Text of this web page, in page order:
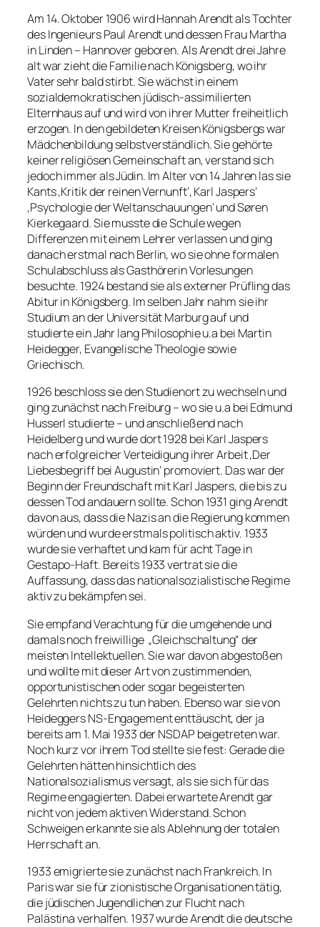
Am 14. Oktober 1906 wird Hannah Arendt als Tochter
des Ingenieurs Paul Arendt und dessen Frau Martha
in Linden – Hannover geboren. Als Arendt drei Jahre
alt war zieht die Familie nach Königsberg, wo ihr
Vater sehr bald stirbt. Sie wächst in einem
sozialdemokratischen jüdisch-assimilierten
Elternhaus auf und wird von ihrer Mutter freiheitlich
erzogen. In den gebildeten Kreisen Königsbergs war
Mädchenbildung selbstverständlich. Sie gehörte
keiner religiösen Gemeinschaft an, verstand sich
jedoch immer als Jüdin. Im Alter von 14 Jahren las sie
Kants ‚Kritik der reinen Vernunft‘, Karl Jaspers’
‚Psychologie der Weltanschauungen‘ und Søren
Kierkegaard. Sie musste die Schule wegen
Differenzen mit einem Lehrer verlassen und ging
danach erstmal nach Berlin, wo sie ohne formalen
Schulabschluss als Gasthörerin Vorlesungen
besuchte. 1924 bestand sie als externer Prüfling das
Abitur in Königsberg. Im selben Jahr nahm sie ihr
Studium an der Universität Marburg auf und
studierte ein Jahr lang Philosophie u.a bei Martin
Heidegger, Evangelische Theologie sowie
Griechisch.
1926 beschloss sie den Studienort zu wechseln und
ging zunächst nach Freiburg – wo sie u.a bei Edmund
Husserl studierte – und anschließend nach
Heidelberg und wurde dort 1928 bei Karl Jaspers
nach erfolgreicher Verteidigung ihrer Arbeit ‚Der
Liebesbegriff bei Augustin‘ promoviert. Das war der
Beginn der Freundschaft mit Karl Jaspers, die bis zu
dessen Tod andauern sollte. Schon 1931 ging Arendt
davon aus, dass die Nazis an die Regierung kommen
würden und wurde erstmals politisch aktiv. 1933
wurde sie verhaftet und kam für acht Tage in
Gestapo-Haft. Bereits 1933 vertrat sie die
Auffassung, dass das nationalsozialistische Regime
aktiv zu bekämpfen sei.
Sie empfand Verachtung für die umgehende und
damals noch freiwillige „Gleichschaltung“ der
meisten Intellektuellen. Sie war davon abgestoßen
und wollte mit dieser Art von zustimmenden,
opportunistischen oder sogar begeisterten
Gelehrten nichts zu tun haben. Ebenso war sie von
Heideggers NS-Engagement enttäuscht, der ja
bereits am 1. Mai 1933 der NSDAP beigetreten war.
Noch kurz vor ihrem Tod stellte sie fest: Gerade die
Gelehrten hätten hinsichtlich des
Nationalsozialismus versagt, als sie sich für das
Regime engagierten. Dabei erwartete Arendt gar
nicht von jedem aktiven Widerstand. Schon
Schweigen erkannte sie als Ablehnung der totalen
Herrschaft an.
1933 emigrierte sie zunächst nach Frankreich. In
Paris war sie für zionistische Organisationen tätig,
die jüdischen Jugendlichen zur Flucht nach
Palästina verhalfen. 1937 wurde Arendt die deutsche